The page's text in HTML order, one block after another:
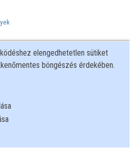
elengedhetetlen sütiket
böngészés érdekében.